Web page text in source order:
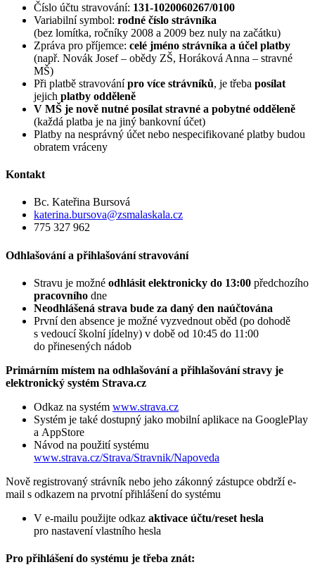
Číslo účtu stravování: 131-1020060267/0100
Variabilní symbol: rodné číslo strávníka
(bez lomítka, ročníky 2008 a 2009 bez nuly na začátku)
Zpráva pro příjemce: celé jméno strávníka a účel platby
(např. Novák Josef – obědy ZŠ, Horáková Anna – stravné
MŠ)
Při platbě stravovánípro více strávníků, je třeba posílat
jejich platby odděleně
V MŠ je nově nutné posílat stravné a pobytné odděleně
(každá platba je na jiný bankovní účet)
Platby na nesprávný účet nebo nespecifikované platby budou
obratem vráceny
Kontakt
Bc. Kateřina Bursová
katerina.bursova@zsmalaskala.cz
775 327 962
Odhlašování a přihlašování stravování
Stravu je možné odhlásit elektronicky do 13:00 předchozího
pracovního dne
Neodhlášená strava bude za daný den naúčtována
První den absence je možné vyzvednout oběd (po dohodě
s vedoucí školní jídelny) v době od 10:45 do 11:00
do přinesených nádob
Primárním místem na odhlašování a přihlašování stravy je
elektronický systém Strava.cz
Odkaz na systém www.strava.cz
Systém je také dostupný jako mobilní aplikace na GooglePlay
a AppStore
Návod na použití systému
www.strava.cz/Strava/Stravnik/Napoveda
Nově registrovaný strávník nebo jeho zákonný zástupce obdrží e-
mail s odkazem na prvotní přihlášení do systému
V e-mailu použijte odkaz aktivace účtu/reset hesla
pro nastavení vlastního hesla
Pro přihlášení do systému je třeba znát: